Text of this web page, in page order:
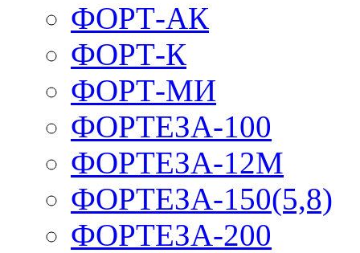
ФОРТ-АК
ФОРТ-К
ФОРТ-МИ
ФОРТЕЗА-100
ФОРТЕЗА-12М
ФОРТЕЗА-150(5,8)
ФОРТЕЗА-200